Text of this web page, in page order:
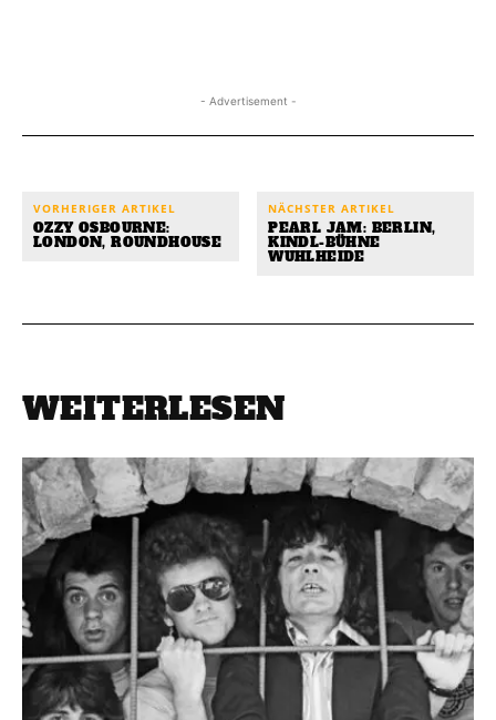
- Advertisement -
VORHERIGER ARTIKEL
OZZY OSBOURNE:
LONDON, ROUNDHOUSE
NÄCHSTER ARTIKEL
PEARL JAM: BERLIN,
KINDL-BÜHNE
WUHLHEIDE
WEITERLESEN